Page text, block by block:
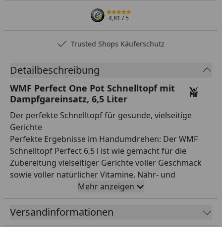
4,81/ 5
Trusted Shops Käuferschutz
Detailbeschreibung
WMF Perfect One Pot Schnelltopf mit
Dampfgareinsatz, 6,5 Liter
Der perfekte Schnelltopf für gesunde, vielseitige
Gerichte
Perfekte Ergebnisse im Handumdrehen: Der WMF
Schnelltopf Perfect 6,5 l ist wie gemacht für die
Zubereitung vielseitiger Gerichte voller Geschmack
sowie voller natürlicher Vitamine, Nähr- und
Mineralstoffe in kürzester Zeit. Schmoren, Glasieren,
Dünsten, Dämpfen: Das intuitive Kochsignal mit zwei
Kochstufen ermöglicht eine komfortable, schnelle
Mehr anzeigen
Versandinformationen